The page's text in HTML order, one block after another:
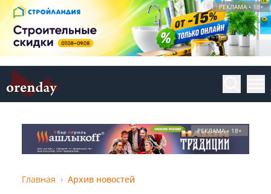
РЕКЛАМА • 18+
РЕКЛАМА • 18+
Главная Архив новостей